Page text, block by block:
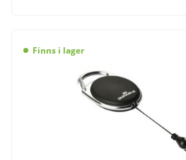
Finns i lager